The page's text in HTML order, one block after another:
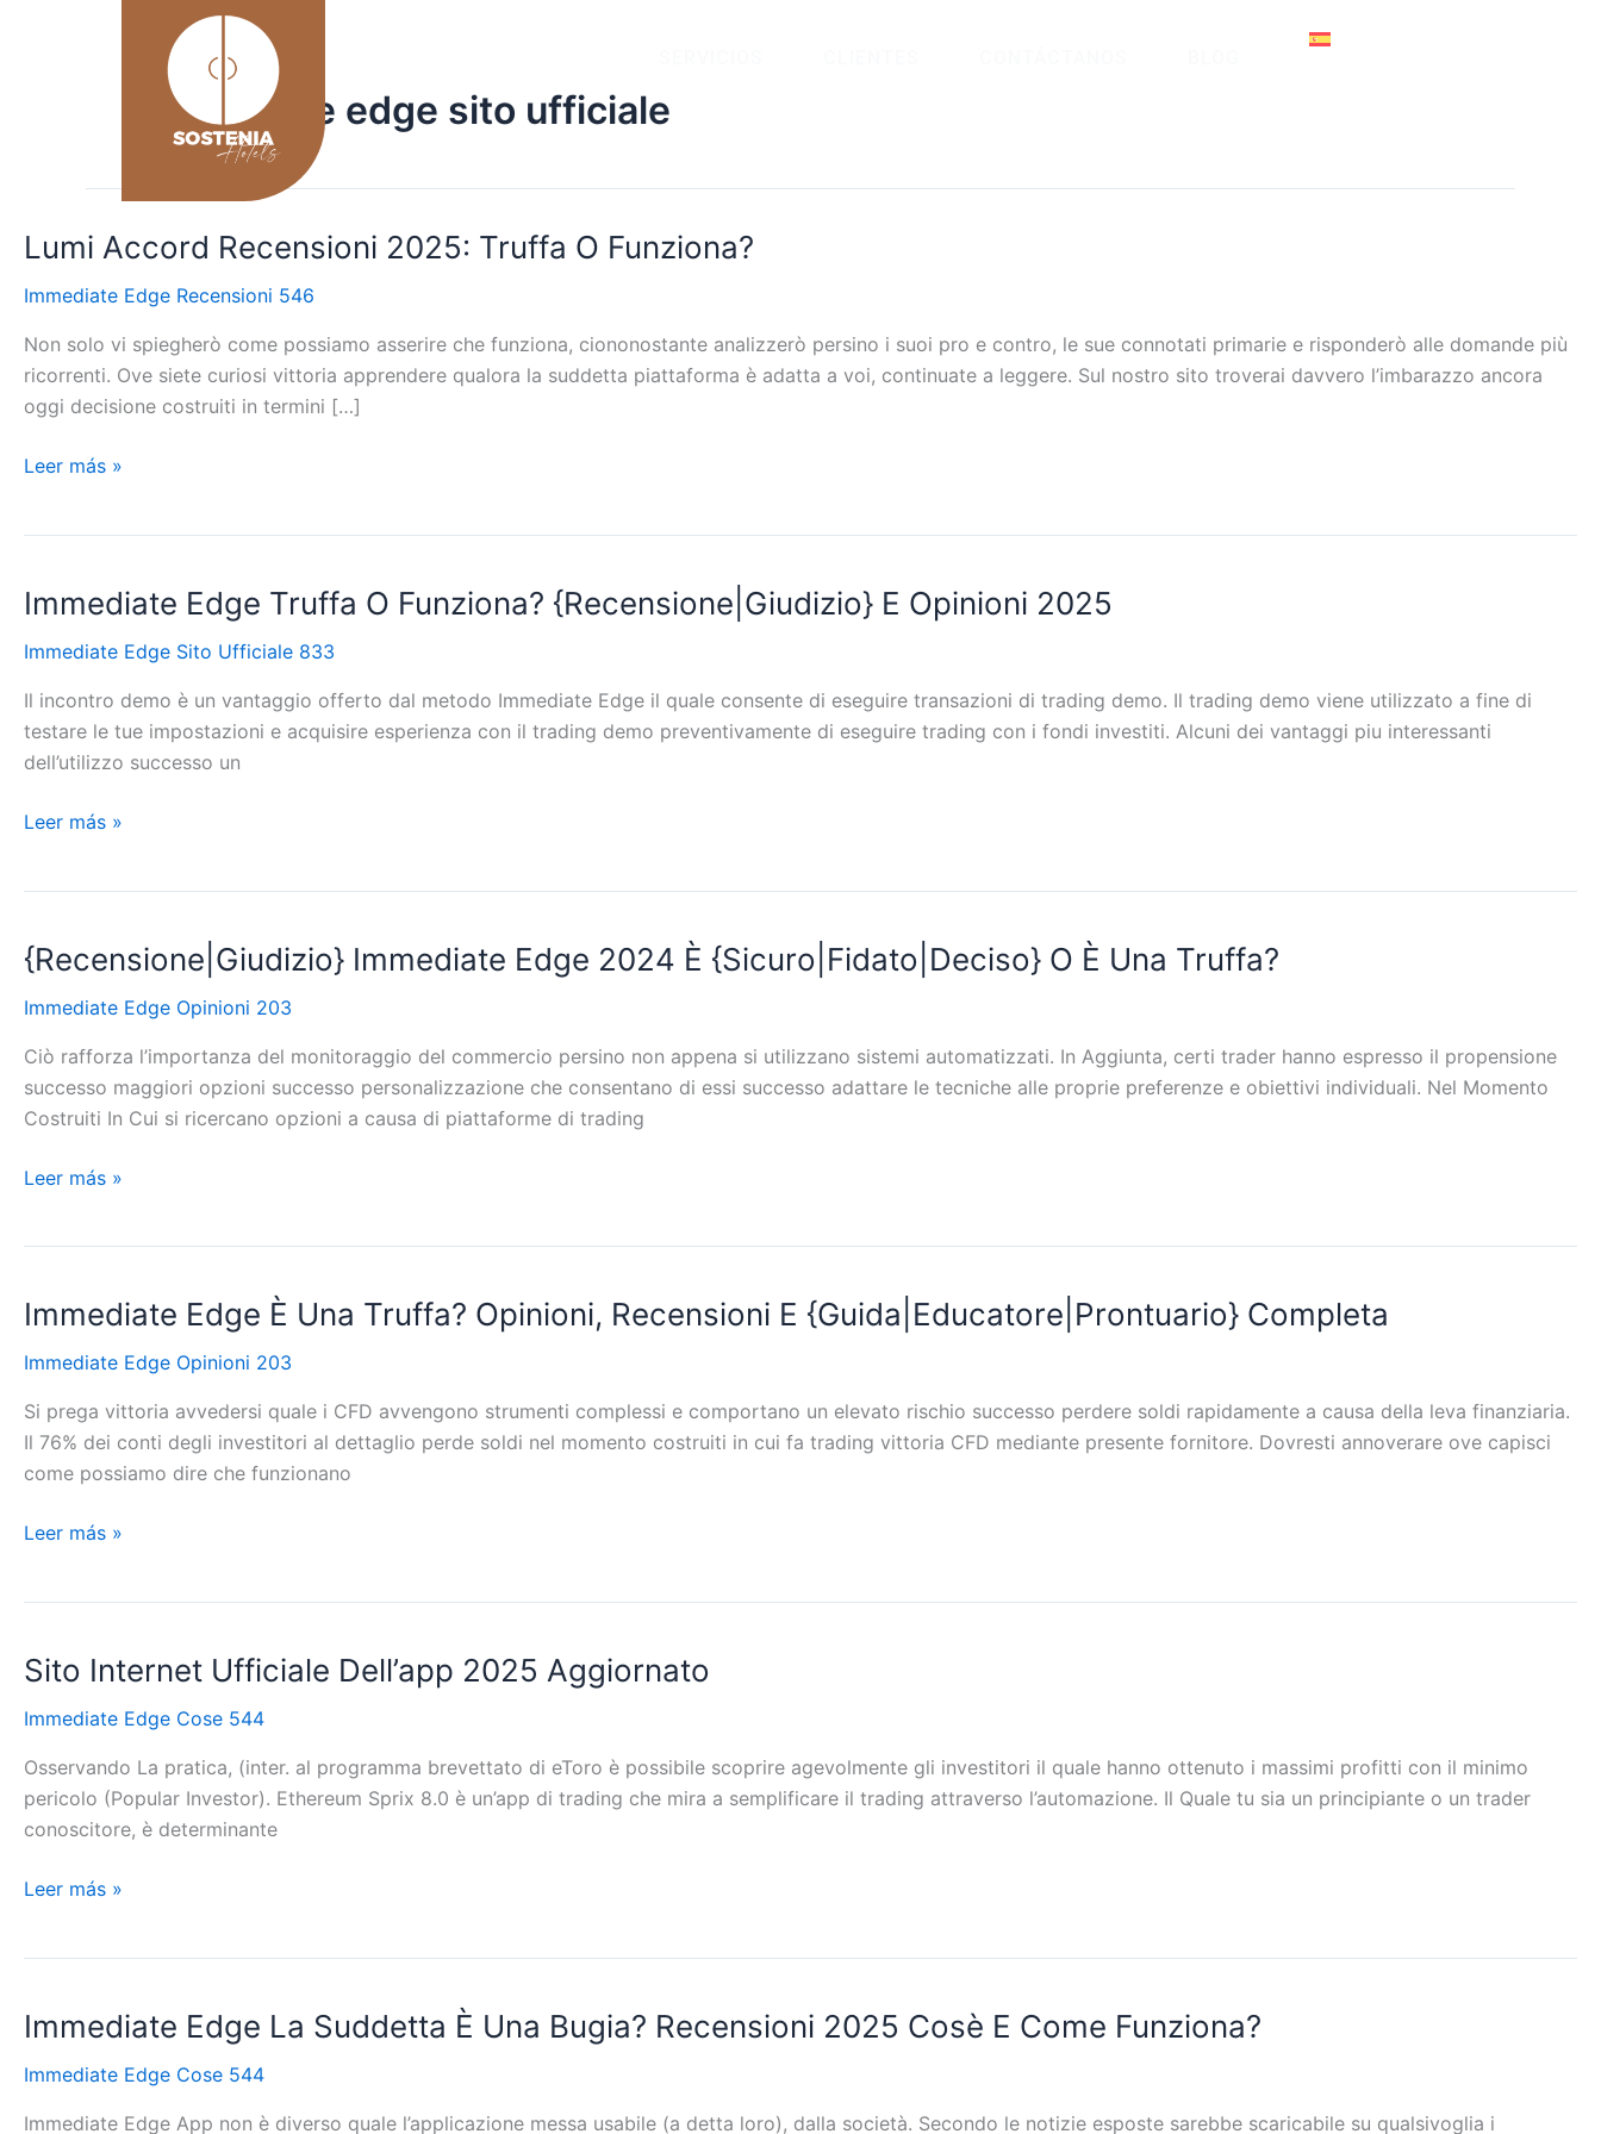
immediate edge sito ufficiale
Lumi Accord Recensioni 2025: Truffa O Funziona?
Immediate Edge Recensioni 546
Non solo vi spiegherò come possiamo asserire che funziona, ciononostante analizzerò persino i suoi pro e contro, le sue connotati primarie e risponderò alle domande più
ricorrenti. Ove siete curiosi vittoria apprendere qualora la suddetta piattaforma è adatta a voi, continuate a leggere. Sul nostro sito troverai davvero l’imbarazzo ancora
oggi decisione costruiti in termini […]
Lumi
Recensioni
2025:
Truffa
O
Leer más »
Immediate Edge Truffa O Funziona? {Recensione|Giudizio} E Opinioni 2025
Immediate Edge Sito Ufficiale 833
Il incontro demo è un vantaggio offerto dal metodo Immediate Edge il quale consente di eseguire transazioni di trading demo. Il trading demo viene utilizzato a fine di
testare le tue impostazioni e acquisire esperienza con il trading demo preventivamente di eseguire trading con i fondi investiti. Alcuni dei vantaggi piu interessanti
dell’utilizzo successo un
Immediate
Truffa
O
Funziona?
{Recensione|Giudizio}
Opinioni
Leer más »
{Recensione|Giudizio} Immediate Edge 2024 È {Sicuro|Fidato|Deciso} O È Una Truffa?
Immediate Edge Opinioni 203
Ciò rafforza l’importanza del monitoraggio del commercio persino non appena si utilizzano sistemi automatizzati. In Aggiunta, certi trader hanno espresso il propensione
successo maggiori opzioni successo personalizzazione che consentano di essi successo adattare le tecniche alle proprie preferenze e obiettivi individuali. Nel Momento
Costruiti In Cui si ricercano opzioni a causa di piattaforme di trading
{Recensione|Giudizio}
Edge
2024
{Sicuro|Fidato|Deciso}
ÈLeer más »
Immediate Edge È Una Truffa? Opinioni, Recensioni E {Guida|Educatore|Prontuario} Completa
Immediate Edge Opinioni 203
Si prega vittoria avvedersi quale i CFD avvengono strumenti complessi e comportano un elevato rischio successo perdere soldi rapidamente a causa della leva finanziaria.
Il 76% dei conti degli investitori al dettaglio perde soldi nel momento costruiti in cui fa trading vittoria CFD mediante presente fornitore. Dovresti annoverare ove capisci
come possiamo dire che funzionano
Immediate
È
Una
Truffa?
Opinioni,
ELeer más »
Sito Internet Ufficiale Dell’app 2025 Aggiornato
Immediate Edge Cose 544
Osservando La pratica, (inter. al programma brevettato di eToro è possibile scoprire agevolmente gli investitori il quale hanno ottenuto i massimi profitti con il minimo
pericolo (Popular Investor). Ethereum Sprix 8.0 è un’app di trading che mira a semplificare il trading attraverso l’automazione. Il Quale tu sia un principiante o un trader
conoscitore, è determinante
Sito
Ufficiale
Dell’app
2025
Aggiornato
Leer más »
Immediate Edge La Suddetta È Una Bugia? Recensioni 2025 Cosè E Come Funziona?
Immediate Edge Cose 544
Immediate Edge App non è diverso quale l’applicazione messa usabile (a detta loro), dalla società. Secondo le notizie esposte sarebbe scaricabile su qualsivoglia i
Immediate
La
Suddetta